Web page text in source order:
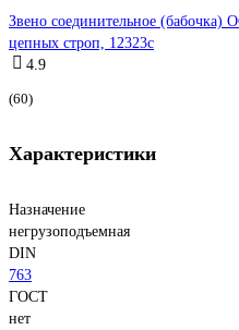
Звено соединительное (бабочка)
цепных строп, 12323c
4.9
(60)
Характеристики
Назначение
негрузоподъемная
DIN
763
ГОСТ
нет